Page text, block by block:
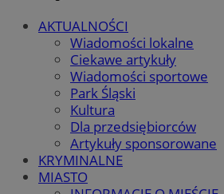
AKTUALNOŚCI
Wiadomości lokalne
Ciekawe artykuły
Wiadomości sportowe
Park Śląski
Kultura
Dla przedsiębiorców
Artykuły sponsorowane
KRYMINALNE
MIASTO